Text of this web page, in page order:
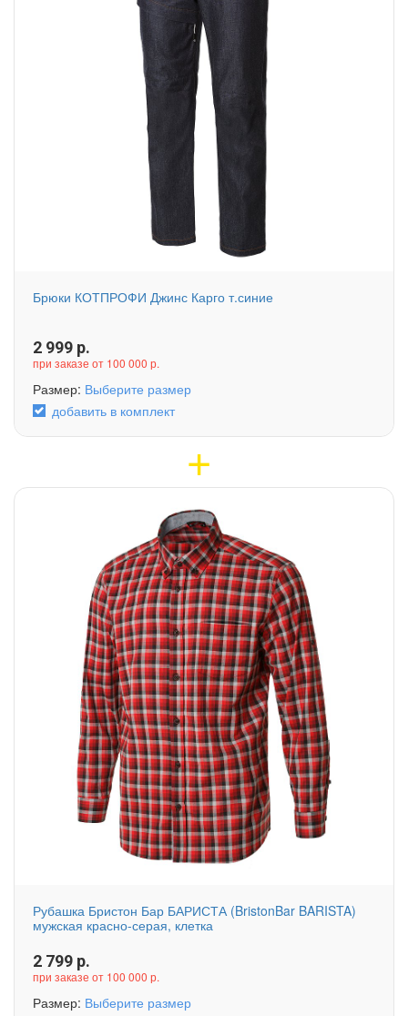
Брюки КОТПРОФИ Джинс Карго т.синие
2 999 р.
при заказе от 100 000 р.
Размер: Выберите размер
добавить в комплект
Рубашка Бристон Бар БАРИСТА (BristonBar BARISTA)
мужская красно-серая, клетка
2 799 р.
при заказе от 100 000 р.
Размер: Выберите размер